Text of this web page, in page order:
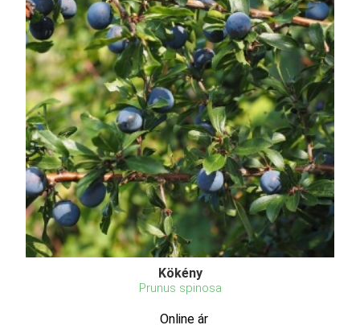
Kökény
Prunus spinosa
Online ár